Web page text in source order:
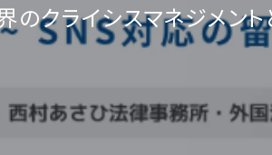
のクライシスマネジメ